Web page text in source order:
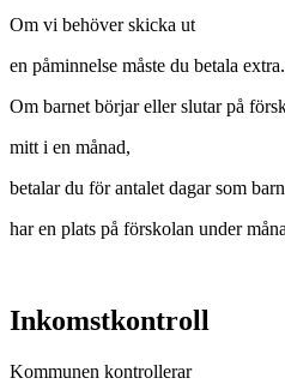
Om vi behöver skicka ut
en påminnelse måste du betala extra.
Om barnet börjar eller slutar på
mitt i en månad,
betalar du för antalet dagar som
har en plats på förskolan under
Inkomstkontroll
Kommunen kontrollerar